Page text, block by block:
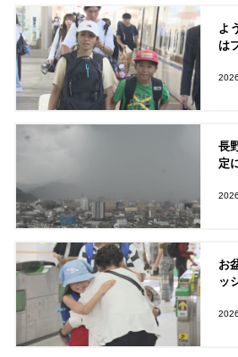
よ
は
長
定
お
ッ